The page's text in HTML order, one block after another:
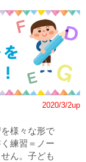
2020/3/2up
様々な形で
練習＝ノー
ん。子ども